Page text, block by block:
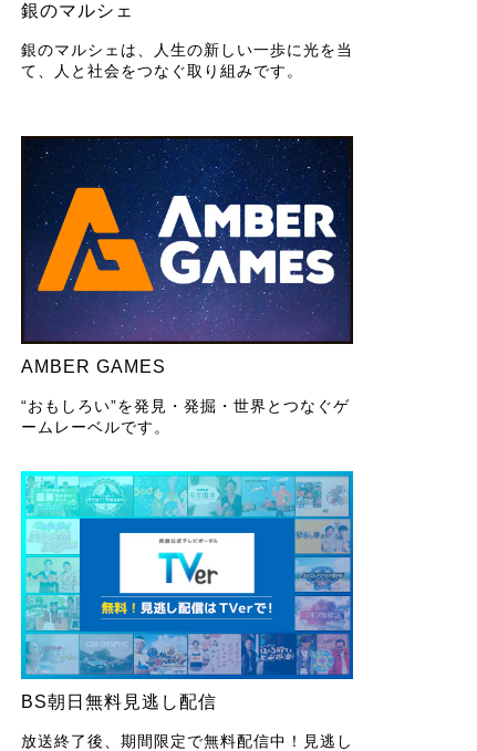
銀のマルシェ
銀のマルシェは、人生の新しい一歩に光を当
て、人と社会をつなぐ取り組みです。
AMBER GAMES
“おもしろい”を発見・発掘・世界とつなぐゲ
ームレーベルです。
BS朝日無料見逃し配信
放送終了後、期間限定で無料配信中！見逃し